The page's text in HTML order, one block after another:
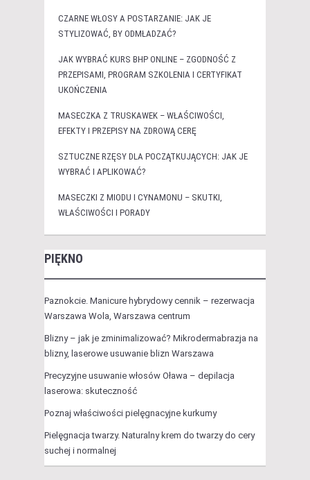
CZARNE WŁOSY A POSTARZANIE: JAK JE
STYLIZOWAĆ, BY ODMŁADZAĆ?
JAK WYBRAĆ KURS BHP ONLINE – ZGODNOŚĆ Z
PRZEPISAMI, PROGRAM SZKOLENIA I CERTYFIKAT
UKOŃCZENIA
MASECZKA Z TRUSKAWEK – WŁAŚCIWOŚCI,
EFEKTY I PRZEPISY NA ZDROWĄ CERĘ
SZTUCZNE RZĘSY DLA POCZĄTKUJĄCYCH: JAK JE
WYBRAĆ I APLIKOWAĆ?
MASECZKI Z MIODU I CYNAMONU – SKUTKI,
WŁAŚCIWOŚCI I PORADY
PIĘKNO
Paznokcie. Manicure hybrydowy cennik – rezerwacja
Warszawa Wola, Warszawa centrum
Blizny – jak je zminimalizować? Mikrodermabrazja na
blizny, laserowe usuwanie blizn Warszawa
Precyzyjne usuwanie włosów Oława – depilacja
laserowa: skuteczność
Poznaj właściwości pielęgnacyjne kurkumy
Pielęgnacja twarzy. Naturalny krem do twarzy do cery
suchej i normalnej